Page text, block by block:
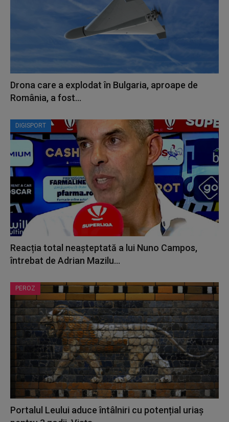
Drona care a explodat în Bulgaria, aproape de
România, a fost...
DIGISPORT
Reacția total neașteptată a lui Nuno Campos,
întrebat de Adrian Mazilu...
PEROZ
Portalul Leului aduce întâlniri cu potențial uriaș